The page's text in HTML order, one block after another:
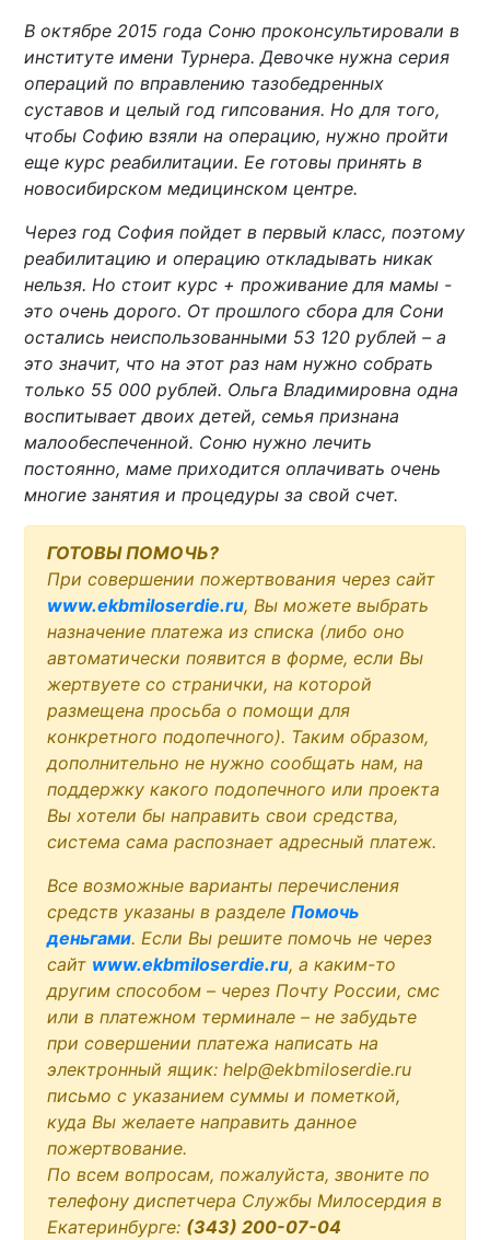
В октябре 2015 года Соню проконсультировали в
институте имени Турнера. Девочке нужна серия
операций по вправлению тазобедренных
суставов и целый год гипсования. Но для того,
чтобы Софию взяли на операцию, нужно пройти
еще курс реабилитации. Ее готовы принять в
новосибирском медицинском центре.
Через год София пойдет в первый класс, поэтому
реабилитацию и операцию откладывать никак
нельзя. Но стоит курс + проживание для мамы -
это очень дорого. От прошлого сбора для Сони
остались неиспользованными 53 120 рублей – а
это значит, что на этот раз нам нужно собрать
только 55 000 рублей. Ольга Владимировна одна
воспитывает двоих детей, семья признана
малообеспеченной. Соню нужно лечить
постоянно, маме приходится оплачивать очень
многие занятия и процедуры за свой счет.
ГОТОВЫ ПОМОЧЬ?
При совершении пожертвования через сайт
www.ekbmiloserdie.ru, Вы можете выбрать
назначение платежа из списка (либо оно
автоматически появится в форме, если Вы
жертвуете со странички, на которой
размещена просьба о помощи для
конкретного подопечного). Таким образом,
дополнительно не нужно сообщать нам, на
поддержку какого подопечного или проекта
Вы хотели бы направить свои средства,
система сама распознает адресный платеж.
Все возможные варианты перечисления
средств указаны в разделеПомочь
деньгами. Если Вы решите помочь не через
сайт www.ekbmiloserdie.ru, а каким-то
другим способом – через Почту России, смс
или в платежном терминале – не забудьте
при совершении платежа написать на
электронный ящик: help@ekbmiloserdie.ru
письмо с указанием суммы и пометкой,
куда Вы желаете направить данное
пожертвование.
По всем вопросам, пожалуйста, звоните по
телефону диспетчера Службы Милосердия в
Екатеринбурге: (343) 200-07-04